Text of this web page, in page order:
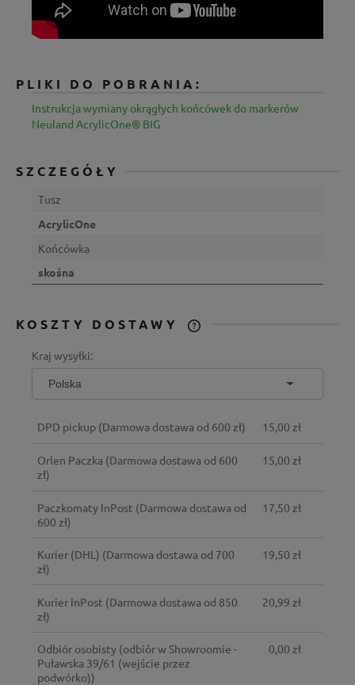
PLIKI DO POBRANIA:
Instrukcja wymiany okrągłych końcówek do markerów
Neuland AcrylicOne® BIG
SZCZEGÓŁY
Tusz
AcrylicOne
Końcówka
skośna
KOSZTY DOSTAWY
KOSZTÓW PŁATNOŚCI
Kraj wysyłki:
DPD pickup (Darmowa dostawa od 600 zł) 15,00 zł
Orlen Paczka (Darmowa dostawa od 600
zł)
15,00 zł
Paczkomaty InPost (Darmowa dostawa od
600 zł)
17,50 zł
Kurier (DHL) (Darmowa dostawa od 700
zł)
19,50 zł
Kurier InPost (Darmowa dostawa od 850
zł)
20,99 zł
Odbiór osobisty (odbiór w Showroomie -
Puławska 39/61 (wejście przez
podwórko))
0,00 zł